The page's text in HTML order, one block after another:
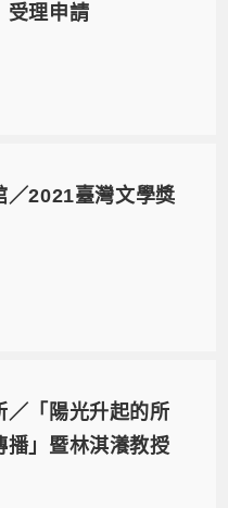
受理申請
／2021臺灣文學獎
／「陽光升起的所
播」暨林淇瀁教授